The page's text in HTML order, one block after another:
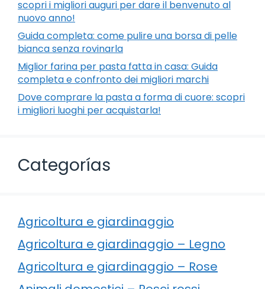
scopri i migliori auguri per dare il benvenuto al
nuovo anno!
Guida completa: come pulire una borsa di pelle
bianca senza rovinarla
Miglior farina per pasta fatta in casa: Guida
completa e confronto dei migliori marchi
Dove comprare la pasta a forma di cuore: scopri
i migliori luoghi per acquistarla!
Categorías
Agricoltura e giardinaggio
Agricoltura e giardinaggio – Legno
Agricoltura e giardinaggio – Rose